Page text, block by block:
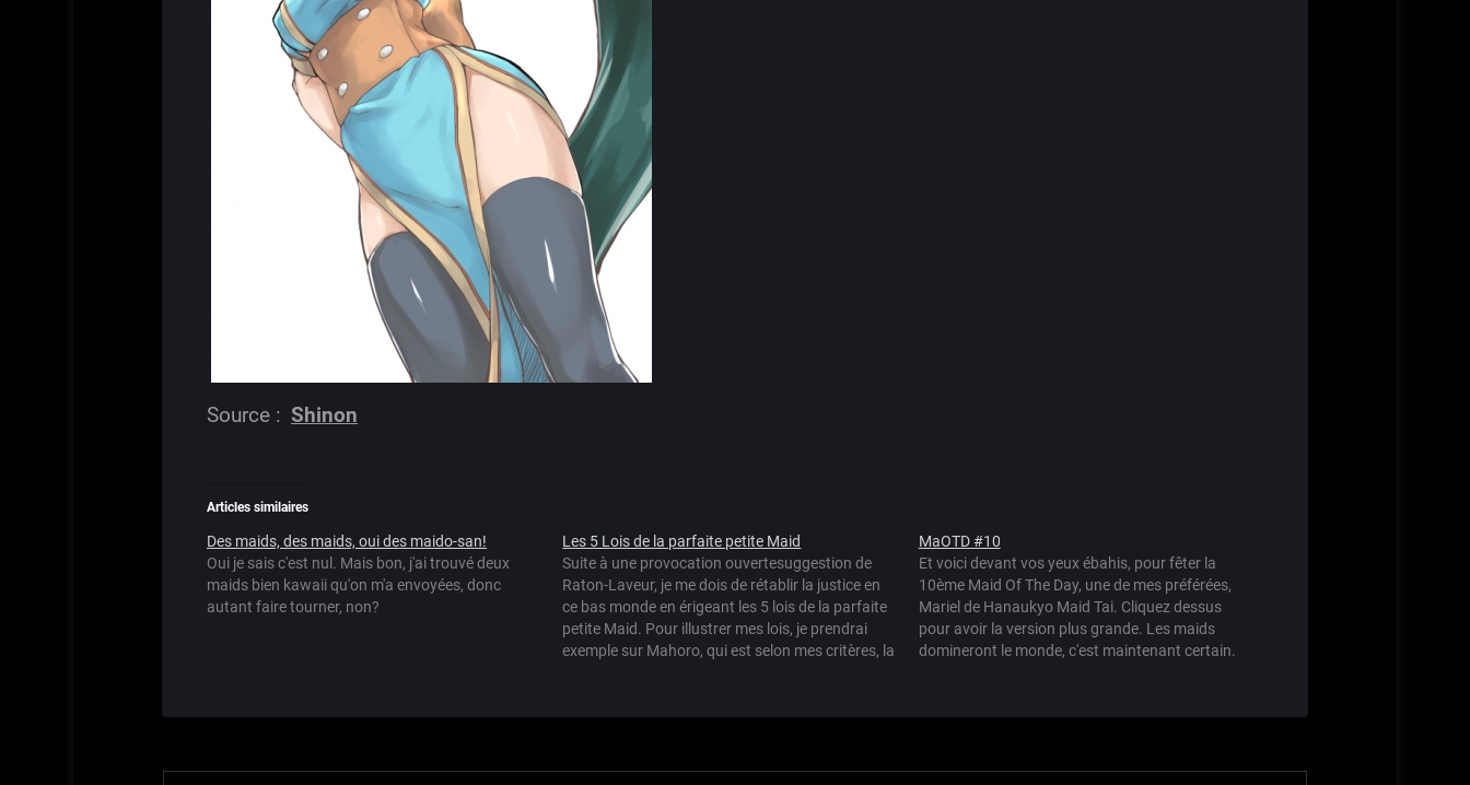
Source : Shinon
Articles similaires
Des maids, des maids, oui des maido-san!
Oui je sais c'est nul. Mais bon, j'ai trouvé deux
maids bien kawaii qu'on m'a envoyées, donc
autant faire tourner, non?
Les 5 Lois de la parfaite petite Maid
Suite à une provocation ouvertesuggestion de
Raton-Laveur, je me dois de rétablir la justice en
ce bas monde en érigeant les 5 lois de la parfaite
petite Maid. Pour illustrer mes lois, je prendrai
exemple sur Mahoro, qui est selon mes critères, la
MaOTD #10
Et voici devant vos yeux ébahis, pour fêter la
10ème Maid Of The Day, une de mes préférées,
Mariel de Hanaukyo Maid Tai. Cliquez dessus
pour avoir la version plus grande. Les maids
domineront le monde, c'est maintenant certain.